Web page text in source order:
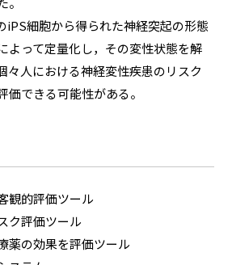
iPS細胞から得られた神経突起の形態
よって定量化し，その変性状態を解
々人における神経変性疾患のリスク
価できる可能性がある。
観的評価ツール
ク評価ツール
薬の効果を評価ツール